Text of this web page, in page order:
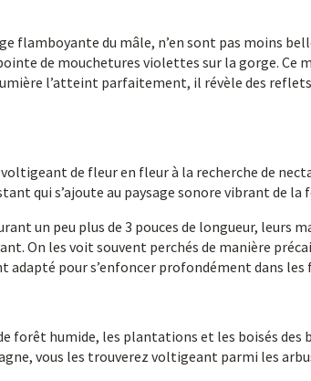
flamboyante du mâle, n’en sont pas moins
de mouchetures violettes sur la gorge. Ce
l’atteint parfaitement, il révèle des
de fleur en fleur à la recherche de
qui s’ajoute au paysage sonore vibrant de la
un peu plus de 3 pouces de longueur, leurs
On les voit souvent perchés de manière
pour s’enfoncer profondément dans les
forêt humide, les plantations et les boisés des
vous les trouverez voltigeant parmi les